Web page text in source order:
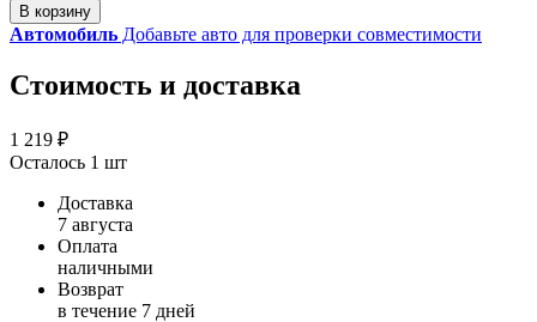
В корзину
Автомобиль Добавьте авто для проверки совместимости
Стоимость и доставка
1 219 ₽
Осталось 1 шт
Доставка
7 августа
Оплата
наличными
Возврат
в течение 7 дней